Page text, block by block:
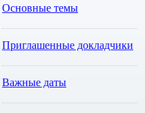
Основные темы
Приглашенные докладчики
Важные даты